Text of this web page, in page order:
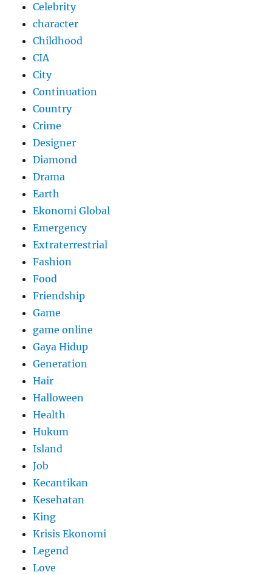
Celebrity
character
Childhood
CIA
City
Continuation
Country
Crime
Designer
Diamond
Drama
Earth
Ekonomi Global
Emergency
Extraterrestrial
Fashion
Food
Friendship
Game
game online
Gaya Hidup
Generation
Hair
Halloween
Health
Hukum
Island
Job
Kecantikan
Kesehatan
King
Krisis Ekonomi
Legend
Love